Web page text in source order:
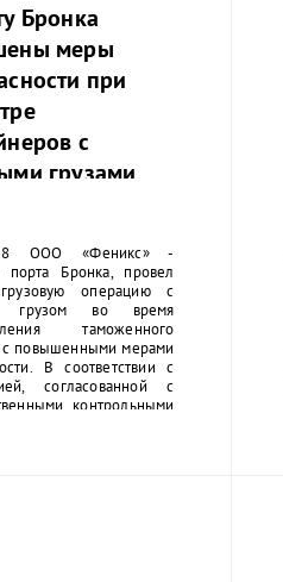
Бронка
меры
при
с
грузами
ООО «Феникс» -
порта Бронка, провел
операцию с
грузом во время
таможенного
с повышенными мерами
В соответствии с
согласованной с
контрольными